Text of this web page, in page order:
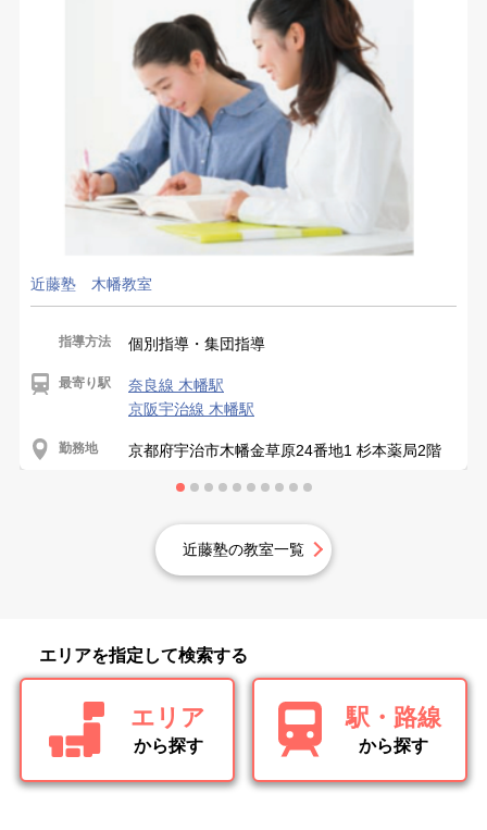
近藤塾 木幡教室
指導方法 個別指導・集団指導
最寄り駅
奈良線 木幡駅
京阪宇治線 木幡駅
勤務地 京都府宇治市木幡金草原24番地1 杉本薬局2階
近藤塾の教室一覧
エリアを指定して検索する
エリア
から探す
駅・路線
から探す